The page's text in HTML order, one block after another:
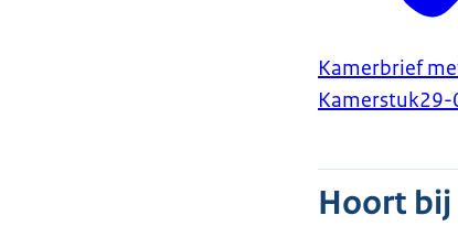
Kamerbrief
Kamerstuk29-
Hoort bij